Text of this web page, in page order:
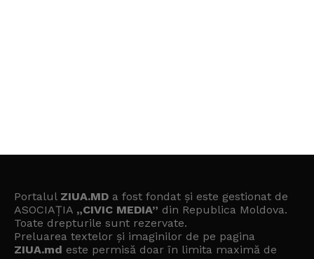
Portalul ZIUA.MD a fost fondat și este gestionat de
ASOCIAȚIA „CIVIC MEDIA” din Republica Moldova.
Toate drepturile sunt rezervate.
Preluarea textelor și imaginilor de pe pagina
ZIUA.md este permisă doar în limita maximă de